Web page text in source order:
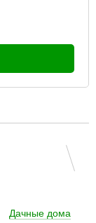
Дачные дома